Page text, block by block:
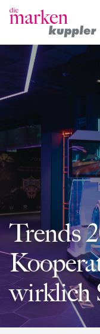
Trends
wirklich